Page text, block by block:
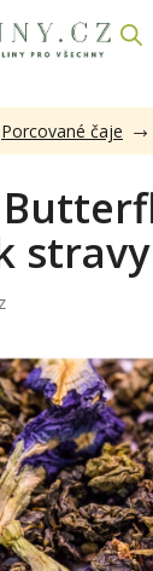
Porcované čaje
stravy